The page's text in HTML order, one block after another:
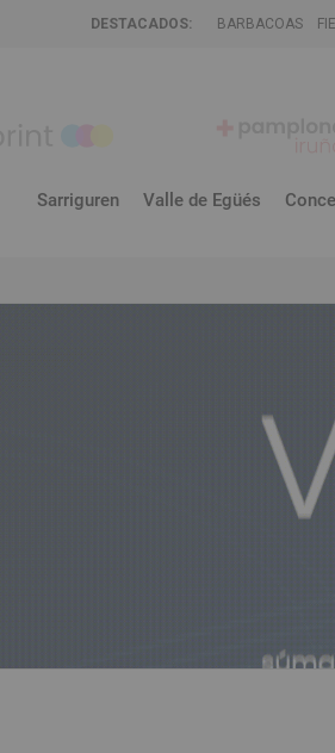
DESTACADOS: BARBACOAS
Sarriguren Valle de Egüés